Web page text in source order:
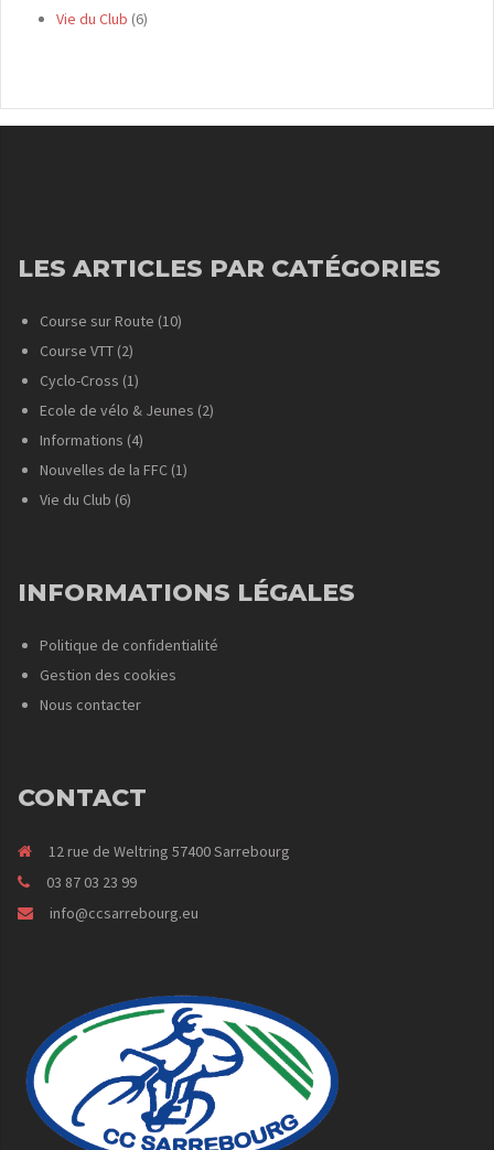
Vie du Club (6)
LES ARTICLES PAR CATÉGORIES
Course sur Route (10)
Course VTT (2)
Cyclo-Cross (1)
Ecole de vélo & Jeunes (2)
Informations (4)
Nouvelles de la FFC (1)
Vie du Club (6)
INFORMATIONS LÉGALES
Politique de confidentialité
Gestion des cookies
Nous contacter
CONTACT
12 rue de Weltring 57400 Sarrebourg
03 87 03 23 99
info@ccsarrebourg.eu